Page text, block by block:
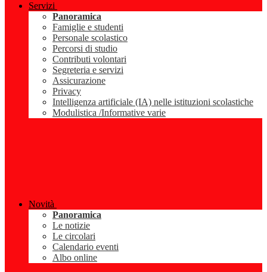
Servizi
Panoramica
Famiglie e studenti
Personale scolastico
Percorsi di studio
Contributi volontari
Segreteria e servizi
Assicurazione
Privacy
Intelligenza artificiale (IA) nelle istituzioni scolastiche
Modulistica /Informative varie
Novità
Panoramica
Le notizie
Le circolari
Calendario eventi
Albo online